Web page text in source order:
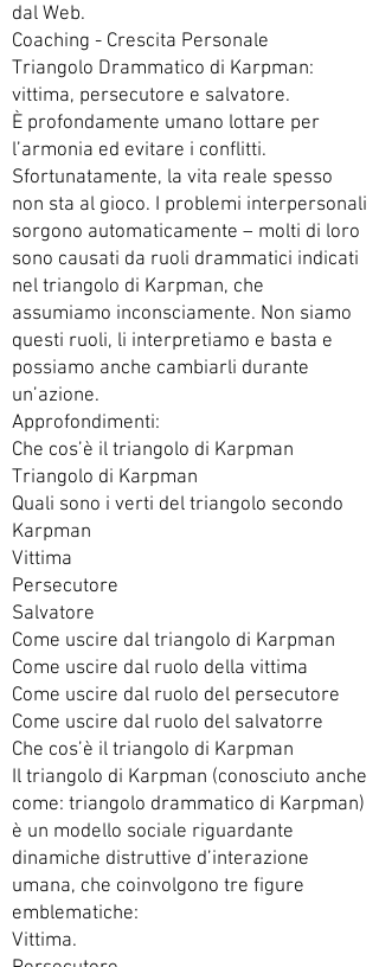
dal Web.
Coaching - Crescita Personale
Triangolo Drammatico di Karpman:
vittima, persecutore e salvatore.
È profondamente umano lottare per
l’armonia ed evitare i conflitti.
Sfortunatamente, la vita reale spesso
non sta al gioco. I problemi interpersonali
sorgono automaticamente – molti di loro
sono causati da ruoli drammatici indicati
nel triangolo di Karpman, che
assumiamo inconsciamente. Non siamo
questi ruoli, li interpretiamo e basta e
possiamo anche cambiarli durante
un’azione.
Approfondimenti:
Che cos’è il triangolo di Karpman
Triangolo di Karpman
Quali sono i verti del triangolo secondo
Karpman
Vittima
Persecutore
Salvatore
Come uscire dal triangolo di Karpman
Come uscire dal ruolo della vittima
Come uscire dal ruolo del persecutore
Come uscire dal ruolo del salvatorre
Che cos’è il triangolo di Karpman
Il triangolo di Karpman (conosciuto anche
come: triangolo drammatico di Karpman)
è un modello sociale riguardante
dinamiche distruttive d’interazione
umana, che coinvolgono tre figure
emblematiche:
Vittima.